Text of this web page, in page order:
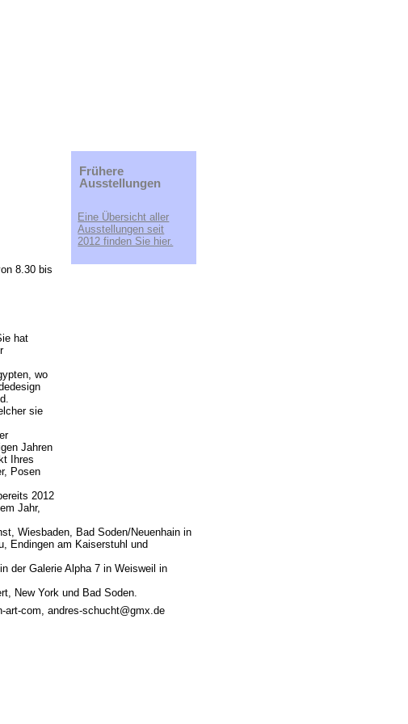
Frühere
Ausstellungen
Eine Übersicht aller
Ausstellungen seit
2012 finden Sie hier.
8.30 bis
hat
wo
sie
Jahren
Ihres
Posen
2012
Jahr,
Wiesbaden, Bad Soden/Neuenhain in
Endingen am Kaiserstuhl und
der Galerie Alpha 7 in Weisweil in
New York und Bad Soden.
art-com, andres-schucht@gmx.de